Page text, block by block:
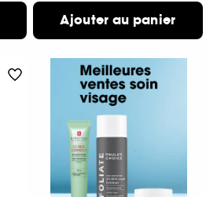
Ajouter au panier